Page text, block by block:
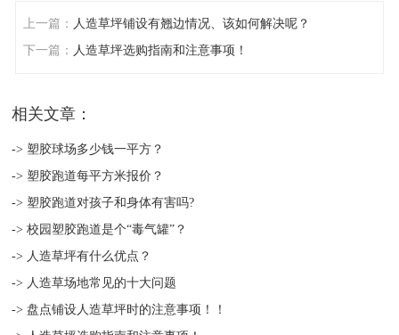
上一篇： 人造草坪铺设有翘边情况、该如何解决呢？
下一篇： 人造草坪选购指南和注意事项！
相关文章：
-> 塑胶球场多少钱一平方？
-> 塑胶跑道每平方米报价？
-> 塑胶跑道对孩子和身体有害吗?
-> 校园塑胶跑道是个“毒气罐”？
-> 人造草坪有什么优点？
-> 人造草场地常见的十大问题
-> 盘点铺设人造草坪时的注意事项！！